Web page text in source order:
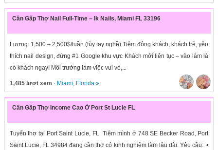
Cần Gấp Thợ Nail Full-Time – Ik Nails, Miami FL 33196
Lương: 1,500 – 2,500$/tuần (tùy tay nghề) Tiệm đông khách, khách trẻ, yêu
thích nail design, đứng #1 Google khu vực Khách mới liên tục – vào làm là
có khách ngay! Môi trường làm việc vui vẻ,...
1,485 lượt xem · Miami, Florida»
Cần Gấp Thợ Income Cao Ở Port St Lucie FL
Tuyển thợ tại Port Saint Lucie, FL Tiệm mình ở 748 SE Becker Road, Port
Saint Lucie, FL 34984 đang cần thợ có kinh nghiệm làm lâu dài. Yêu cầu: •